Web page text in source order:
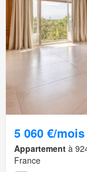
5 060 €/mois
Appartement à
France